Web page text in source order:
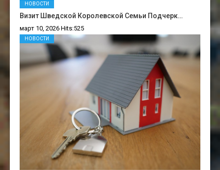
Визит Шведской Королевской Семьи Подчерк…
март 10, 2026 Hits:525
НОВОСТИ
НОВОСТИ